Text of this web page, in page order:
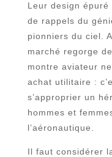
Leur design
de rappels du
pionniers du ciel.
marché regorge
montre aviateur
achat utilitaire :
s’approprier un
hommes et
l’aéronautique.
Il faut considérer